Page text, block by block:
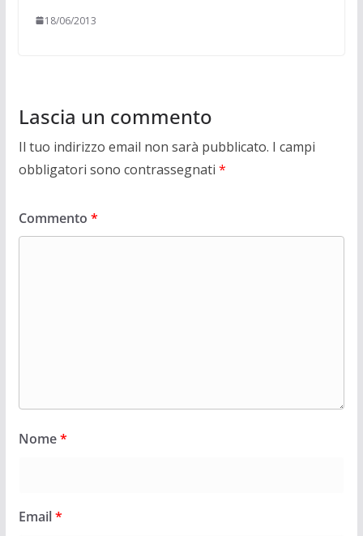
18/06/2013
Lascia un commento
Il tuo indirizzo email non sarà pubblicato. I campi
obbligatori sono contrassegnati *
Commento *
Nome*
Email*